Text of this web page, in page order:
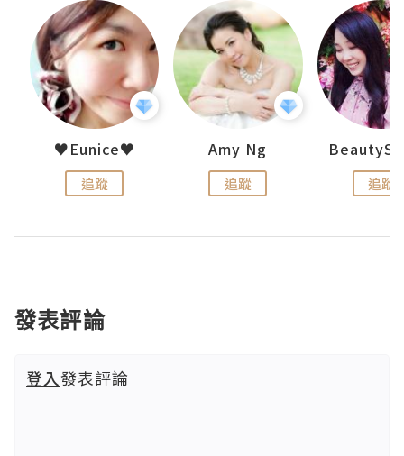
♥Eunice♥
追蹤
Amy Ng
追蹤 追蹤
發表評論
登入發表評論